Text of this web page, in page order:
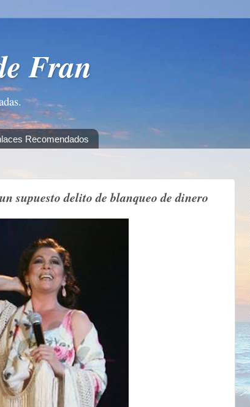
Fran
Recomendados
supuesto delito de blanqueo de dinero